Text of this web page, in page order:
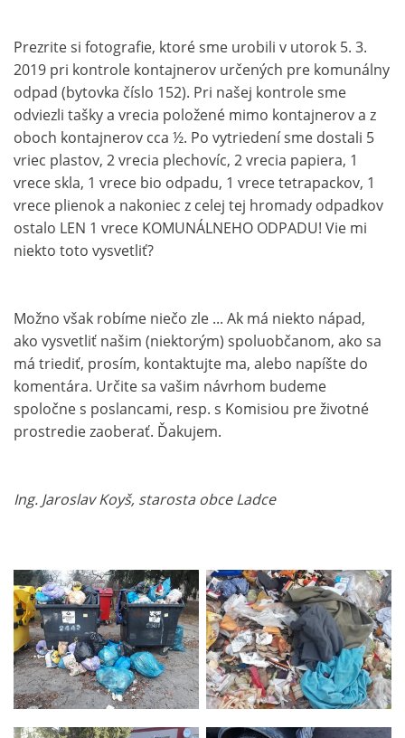
Prezrite si fotografie, ktoré sme urobili v utorok 5. 3.
2019 pri kontrole kontajnerov určených pre komunálny
odpad (bytovka číslo 152). Pri našej kontrole sme
odviezli tašky a vrecia položené mimo kontajnerov a z
oboch kontajnerov cca ½. Po vytriedení sme dostali 5
vriec plastov, 2 vrecia plechovíc, 2 vrecia papiera, 1
vrece skla, 1 vrece bio odpadu, 1 vrece tetrapackov, 1
vrece plienok a nakoniec z celej tej hromady odpadkov
ostalo LEN 1 vrece KOMUNÁLNEHO ODPADU! Vie mi
niekto toto vysvetliť?
Možno však robíme niečo zle ... Ak má niekto nápad,
ako vysvetliť našim (niektorým) spoluobčanom, ako sa
má triediť, prosím, kontaktujte ma, alebo napíšte do
komentára. Určite sa vašim návrhom budeme
spoločne s poslancami, resp. s Komisiou pre životné
prostredie zaoberať. Ďakujem.
Ing. Jaroslav Koyš, starosta obce Ladce